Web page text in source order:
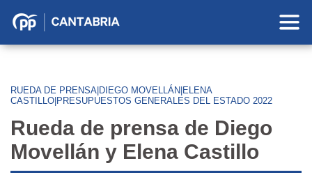
Partido
Cantabria
RUEDA DE PRENSA|DIEGO MOVELLÁN|ELENA
CASTILLO|PRESUPUESTOS GENERALES DEL ESTADO 2022
Rueda de prensa de Diego
Movellán y Elena Castillo